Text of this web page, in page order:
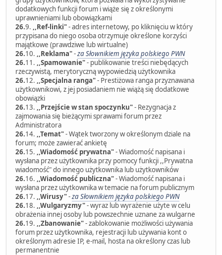
dodatkowych funkcji forum i wiąże się z określonymi
uprawnieniami lub obowiązkami
26.9. ,,Ref-linki"- adres internetowy, po kliknięciu w który
przypisana do niego osoba otrzymuje określone korzyści
majątkowe (prawdziwe lub wirtualne)
26.10. ,,Reklama"-za Słownikiem języka polskiego PWN
26.11. ,,Spamowanie"- publikowanie treści niebędących
rzeczywistą, merytoryczną wypowiedzią użytkownika
26.12. ,,Specjalna ranga"- Prestiżowa ranga przyznawana
użytkownikowi, z jej posiadaniem nie wiążą się dodatkowe
obowiązki
26.13. ,,Przejście w stan spoczynku"- Rezygnacja z
zajmowania się bieżącymi sprawami forum przez
Administratora
26.14. ,,Temat"- Wątek tworzony w określonym dziale na
forum; może zawierać ankietę
26.15. ,,Wiadomość prywatna"- Wiadomość napisana i
wysłana przez użytkownika przy pomocy funkcji ,,Prywatna
wiadomość" do innego użytkownika lub użytkowników
26.16. ,,Wiadomość publiczna"- Wiadomość napisana i
wysłana przez użytkownika w temacie na forum publicznym
26.17. ,,Wirusy"-za Słownikiem języka polskiego PWN
26.18. ,,Wulgaryzmy"- wyraz lub wyrażenie użyte w celu
obrażenia innej osoby lub powszechnie uznane za wulgarne
26.19. ,,Zbanowanie"- zablokowanie możliwości używania
forum przez użytkownika, rejestracji lub używania kont o
określonym adresie IP, e-mail, hosta na określony czas lub
permanentnie